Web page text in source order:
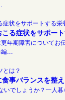
る症状をサポート
年期障害について
編…
事バランスを整
でしょうか？一人